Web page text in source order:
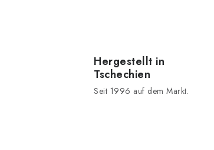
Hergestellt in
Tschechien
Seit 1996 auf dem Markt.